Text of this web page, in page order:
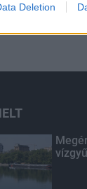
Deletion